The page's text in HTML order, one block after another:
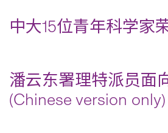
中大15位青年科学家
潘云东署理特派员面
(Chinese version only)